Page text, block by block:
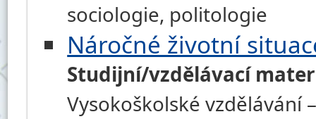
sociologie, politologie
Náročné životní
Studijní/vzdělávací
Vysokoškolské vzdělávání